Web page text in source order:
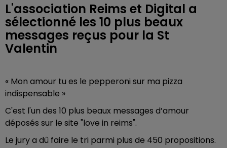
L'association Reims et Digital a
sélectionné les 10 plus beaux
messages reçus pour la St
Valentin
« Mon amour tu es le pepperoni sur ma pizza
indispensable »
C'est l'un des 10 plus beaux messages d’amour
déposés sur le site "love in reims".
Le jury a dû faire le tri parmi plus de 450 propositions.